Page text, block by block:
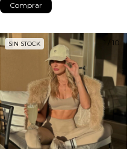
Comprar
10
SIN STOCK